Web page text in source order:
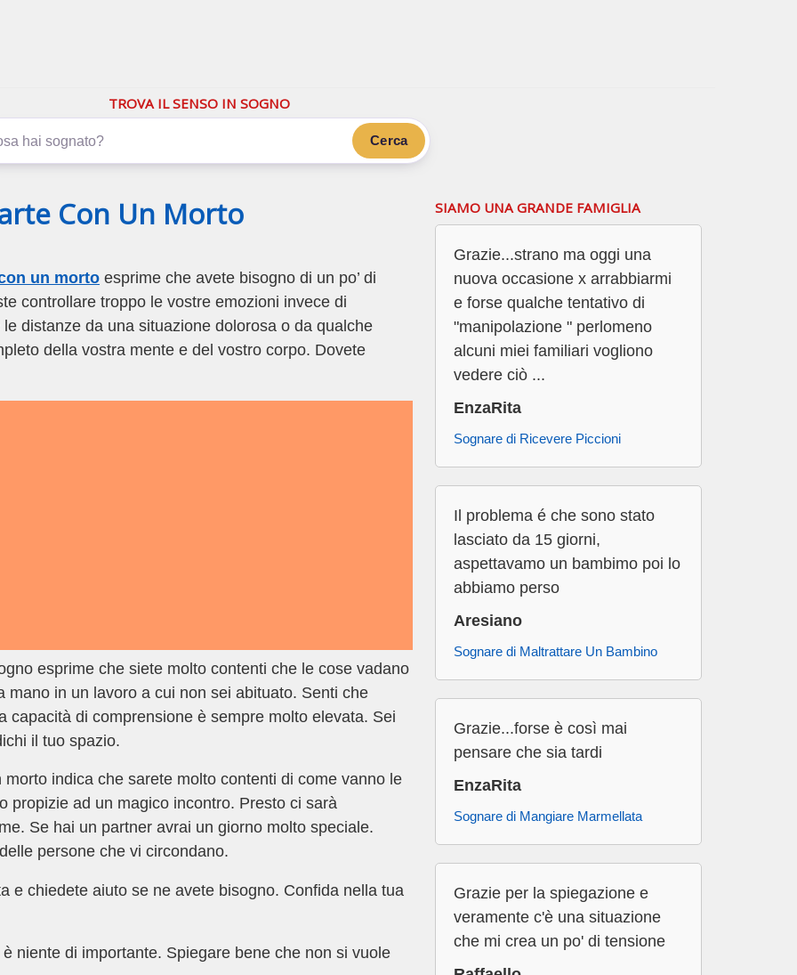
TROVA IL SENSO IN SOGNO
Cerca
Con Un Morto
un morto esprime che avete bisogno di un po’ di
controllare troppo le vostre emozioni invece di
distanze da una situazione dolorosa o da qualche
della vostra mente e del vostro corpo. Dovete
esprime che siete molto contenti che le cose vadano
mano in un lavoro a cui non sei abituato. Senti che
capacità di comprensione è sempre molto elevata. Sei
il tuo spazio.
indica che sarete molto contenti di come vanno le
propizie ad un magico incontro. Presto ci sarà
Se hai un partner avrai un giorno molto speciale.
persone che vi circondano.
e chiedete aiuto se ne avete bisogno. Confida nella tua
niente di importante. Spiegare bene che non si vuole
SIAMO UNA GRANDE FAMIGLIA
Grazie...strano ma oggi una
nuova occasione x arrabbiarmi
e forse qualche tentativo di
"manipolazione " perlomeno
alcuni miei familiari vogliono
vedere ciò ...
EnzaRita
Sognare di Ricevere Piccioni
Il problema é che sono stato
lasciato da 15 giorni,
aspettavamo un bambimo poi lo
abbiamo perso
Aresiano
Sognare di Maltrattare Un Bambino
Grazie...forse è così mai
pensare che sia tardi
EnzaRita
Sognare di Mangiare Marmellata
Grazie per la spiegazione e
veramente c'è una situazione
che mi crea un po' di tensione